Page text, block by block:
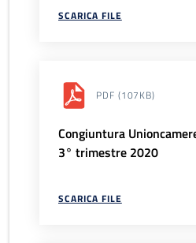
SCARICA FILE
PDF (107KB)
Congiuntura
3° trimestre 2020
SCARICA FILE